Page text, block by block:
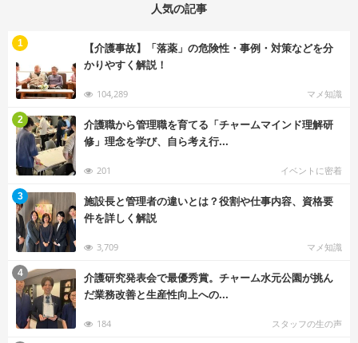
人気の記事
【介護事故】「落薬」の危険性・事例・対策などを分
かりやすく解説！
104,289 マメ知識
1
介護職から管理職を育てる「チャームマインド理解研
修」理念を学び、自ら考え行...
201 イベントに密着
2
施設長と管理者の違いとは？役割や仕事内容、資格要
件を詳しく解説
3,709 マメ知識
3
介護研究発表会で最優秀賞。チャーム水元公園が挑ん
だ業務改善と生産性向上への...
184 スタッフの生の声
4